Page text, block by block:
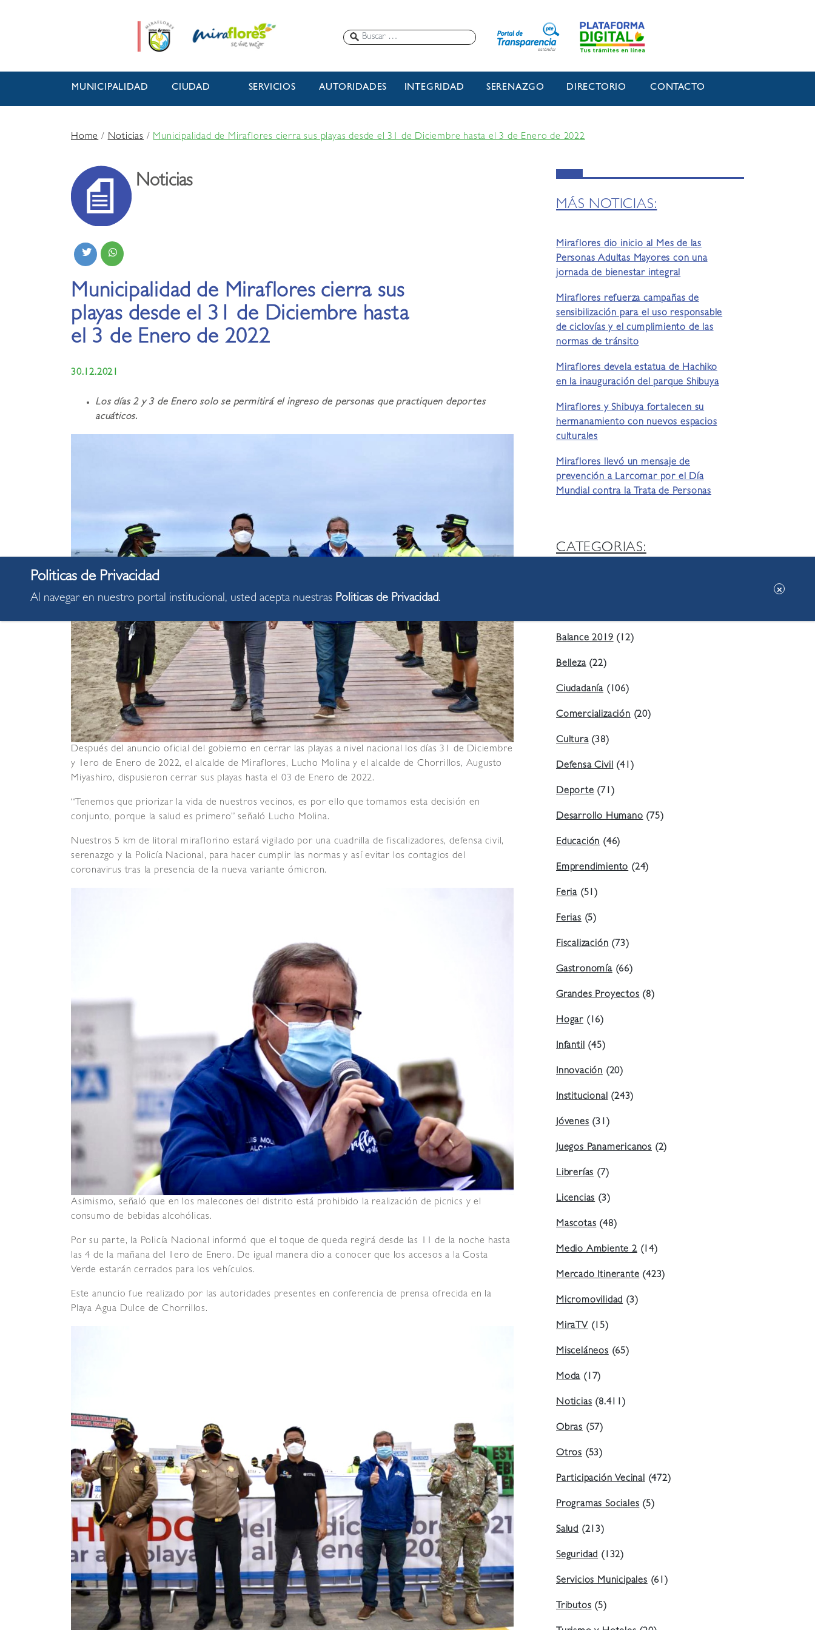
MUNICIPALIDAD CIUDAD SERVICIOS AUTORIDADES INTEGRIDAD SERENAZGO DIRECTORIO CONTACTO
Home/Noticias /Municipalidad de Miraflores cierra sus playas desde el 31 de Diciembre hasta el 3 de Enero de 2022
Noticias
Municipalidad de Miraflores cierra sus
playas desde el 31 de Diciembre hasta
el 3 de Enero de 2022
30.12.2021
Los días 2 y 3 de Enero solo se permitirá el ingreso de personas que practiquen deportes
acuáticos.
Después del anuncio oficial del gobierno en cerrar las playas a nivel nacional los días 31 de Diciembre
y 1ero de Enero de 2022, el alcalde de Miraflores, Lucho Molina y el alcalde de Chorrillos, Augusto
Miyashiro, dispusieron cerrar sus playas hasta el 03 de Enero de 2022.
“Tenemos que priorizar la vida de nuestros vecinos, es por ello que tomamos esta decisión en
conjunto, porque la salud es primero” señaló Lucho Molina.
Nuestros 5 km de litoral miraflorino estará vigilado por una cuadrilla de fiscalizadores, defensa civil,
serenazgo y la Policía Nacional, para hacer cumplir las normas y así evitar los contagios del
coronavirus tras la presencia de la nueva variante ómicron.
Asimismo, señaló que en los malecones del distrito está prohibido la realización de picnics y el
consumo de bebidas alcohólicas.
Por su parte, la Policía Nacional informó que el toque de queda regirá desde las 11 de la noche hasta
las 4 de la mañana del 1ero de Enero. De igual manera dio a conocer que los accesos a la Costa
Verde estarán cerrados para los vehículos.
Este anuncio fue realizado por las autoridades presentes en conferencia de prensa ofrecida en la
Playa Agua Dulce de Chorrillos.
MÁS NOTICIAS:
Miraflores dio inicio al Mes de las
Personas Adultas Mayores con una
jornada de bienestar integral
Miraflores refuerza campañas de
sensibilización para el uso responsable
de ciclovías y el cumplimiento de las
normas de tránsito
Miraflores devela estatua de Hachiko
en la inauguración del parque Shibuya
Miraflores y Shibuya fortalecen su
hermanamiento con nuevos espacios
culturales
Miraflores llevó un mensaje de
prevención a Larcomar por el Día
Mundial contra la Trata de Personas
CATEGORIAS:
Balance 2019(12)
Belleza(22)
Ciudadanía (106)
Comercialización(20)
Cultura(38)
Defensa Civil(41)
Deporte(71)
Desarrollo Humano(75)
Educación(46)
Emprendimiento(24)
Feria (51)
Ferias(5)
Fiscalización(73)
Gastronomía(66)
Grandes Proyectos(8)
Hogar (16)
Infantil(45)
Innovación (20)
Institucional(243)
Jóvenes(31)
Juegos Panamericanos (2)
Librerías(7)
Licencias(3)
Mascotas(48)
Medio Ambiente 2(14)
Mercado Itinerante(423)
Micromovilidad(3)
MiraTV(15)
Misceláneos(65)
Moda(17)
Noticias(8.411)
Obras (57)
Otros (53)
Participación Vecinal(472)
Programas Sociales(5)
Salud (213)
Seguridad(132)
Servicios Municipales(61)
Tributos(5)
Al navegar en nuestro portal institucional, usted acepta nuestras Politicas de Privacidad.